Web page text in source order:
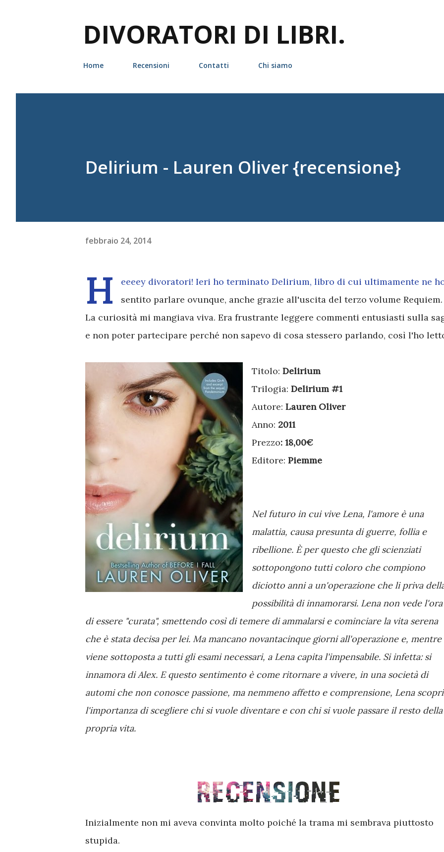
DIVORATORI DI LIBRI.
Home Recensioni Contatti Chi siamo
Delirium - Lauren Oliver {recensione}
febbraio 24, 2014
H
eeeey divoratori! Ieri ho terminato Delirium, libro di cui ultimamente ne
sentito parlare ovunque, anche grazie all'uscita del terzo volume Requiem.
La curiosità mi mangiava viva. Era frustrante leggere commenti entusiasti sulla
e non poter partecipare perché non sapevo di cosa stessero parlando, così l'ho
Titolo: Delirium
Trilogia: Delirium #1
Autore: Lauren Oliver
Anno: 2011
Prezzo: 18,00€
Editore: Piemme
Nel futuro in cui vive Lena, l'amore è una
malattia, causa presunta di guerre, follia e
ribellione. È per questo che gli scienziati
sottopongono tutti coloro che compiono
diciotto anni a un'operazione che li priva
possibilità di innamorarsi. Lena non vede l'ora
di essere "curata", smettendo così di temere di ammalarsi e cominciare la vita serena
che è stata decisa per lei. Ma mancano novantacinque giorni all'operazione e, mentre
viene sottoposta a tutti gli esami necessari, a Lena capita l'impensabile. Si infetta: si
innamora di Alex. E questo sentimento è come ritornare a vivere, in una società di
automi che non conosce passione, ma nemmeno affetto e comprensione, Lena
l'importanza di scegliere chi si vuole diventare e con chi si vuole passare il resto della
propria vita.
Inizialmente non mi aveva convinta molto poiché la trama mi sembrava piuttosto
stupida.